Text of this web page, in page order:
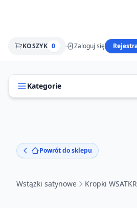
KOSZYK 0 Zaloguj się
Kategorie
Powrót do sklepu
Wstążki satynowe Kropki WSATKR